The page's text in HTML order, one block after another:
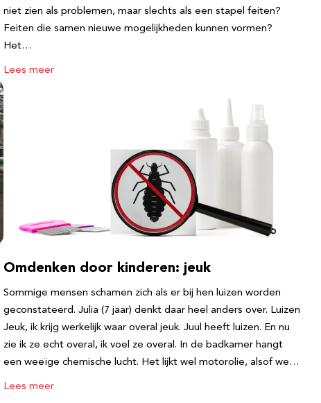
niet zien als problemen, maar slechts als een stapel feiten?
Feiten die samen nieuwe mogelijkheden kunnen vormen?
Het…
Lees meer
Omdenken door kinderen: jeuk
Sommige mensen schamen zich als er bij hen luizen worden
geconstateerd. Julia (7 jaar) denkt daar heel anders over. Luizen
Jeuk, ik krijg werkelijk waar overal jeuk. Juul heeft luizen. En nu
zie ik ze echt overal, ik voel ze overal. In de badkamer hangt
een weeïge chemische lucht. Het lijkt wel motorolie, alsof we…
Lees meer